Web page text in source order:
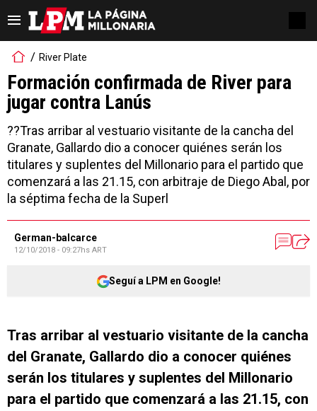
River Plate
Formación confirmada de River para
jugar contra Lanús
??Tras arribar al vestuario visitante de la cancha del
Granate, Gallardo dio a conocer quiénes serán los
titulares y suplentes del Millonario para el partido que
comenzará a las 21.15, con arbitraje de Diego Abal, por
la séptima fecha de la Superl
German-balcarce
12/10/2018 - 09:27hs ART
Seguí a LPM en Google!
Tras arribar al vestuario visitante de la cancha
del Granate, Gallardo dio a conocer quiénes
serán los titulares y suplentes del Millonario
para el partido que comenzará a las 21.15, con